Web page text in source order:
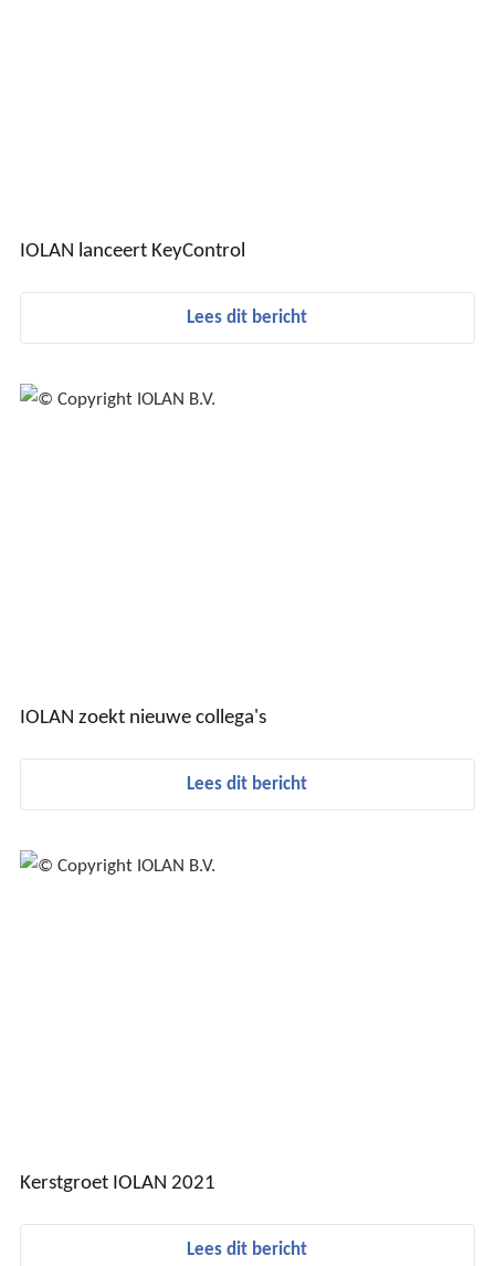
IOLAN lanceert KeyControl
Lees dit bericht
IOLAN zoekt nieuwe collega's
Lees dit bericht
Kerstgroet IOLAN 2021
Lees dit bericht